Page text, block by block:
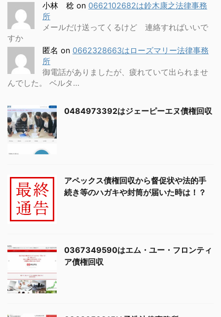
小林 稔 on 0662102682は鈴木康之法律事務
所
メールだけ送ってくるけど 連絡すればいいで
すか
匿名 on 0662328663はローズマリー法律事務
所
御電話がありましたが、疲れていて出られませ
んでした。 ベルタ…
0484973392はジェーピーエヌ債権回収
アペックス債権回収から督促状や法的手
続き等のハガキや封筒が届いた時は！？
0367349590はエム・ユー・フロンティ
ア債権回収